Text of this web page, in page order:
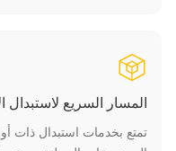
المسار السريع لاستبدال
تمتع بخدمات استبدال ذات